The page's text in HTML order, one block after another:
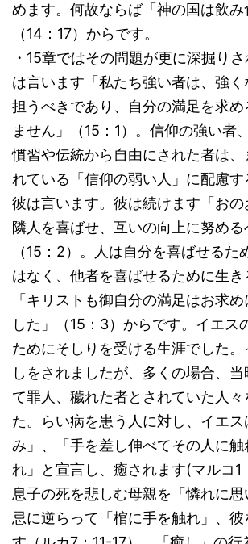
めます。何故ならば「神の国は飲み
（14：17）からです。
・15章ではその問題が更に深掘り
は言います「私たち強い者は、強
担うべきであり、自分の満足を求め
ません」（15：1）。信仰の強い者
慣習や伝統から自由にされた者は、
れている「信仰の弱い人」に配慮す
彼は言います。彼は続けます「おの
隣人を喜ばせ、互いの向上に努める
（15：2）。人は自分を喜ばせるた
はなく、他者を喜ばせるために生
「キリストも御自分の満足はお求
した」（15：3）からです。イエス
ためにそしりを受ける生涯でした
しをされましたが、多くの場合、
て罪人、穢れた者とされていた人々
た。らい病を患う人に対し、イエ
み」、「手を差し伸べてその人に
れ」と宣言し、癒されます(マルコ
息子の死を悲しむ母親を「憐れに
忌に逆らって「棺に手を触れ」、彼